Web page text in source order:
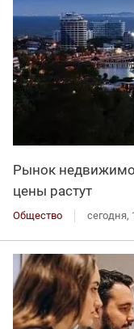
Рынок
цены растут
Общество сегодня,